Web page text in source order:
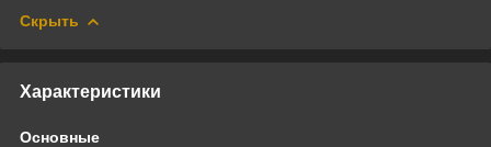
Скрыть
Характеристики
Основные